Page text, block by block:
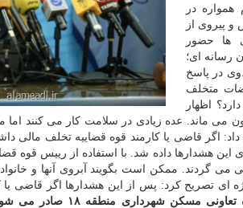
در
و پیروی از
ها حضور
رسانه ای؛
در پاسخ
متخلف
اظهار
می ماند. عده زیادی در سلامت كار می كنند
اگر قاضی یا كارمند قوه قضاییه تخلف مالی
هشدارها داده شد. با استفاده از رییس قوه
ممكن است بگویند آبروی آنها و خانواده
ای تصریح كرد: پس از این هشدارها اگر قاضی یا
تعاونی مسكن شهرداری منطقه ۱۸ صادر می شود